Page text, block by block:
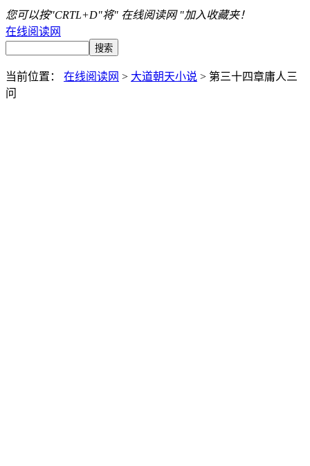
您可以按"CRTL+D"将" 在线阅读网 "加入收藏夹！
在线阅读网
当前位置： 在线阅读网 > 大道朝天小说 > 第三十四章庸人三
问